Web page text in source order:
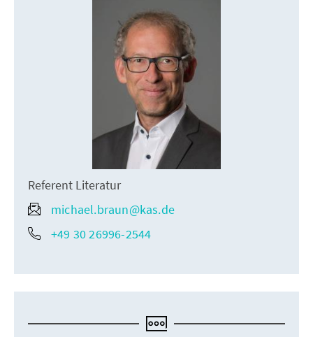
Referent Literatur
michael.braun@kas.de
+49 30 26996-2544